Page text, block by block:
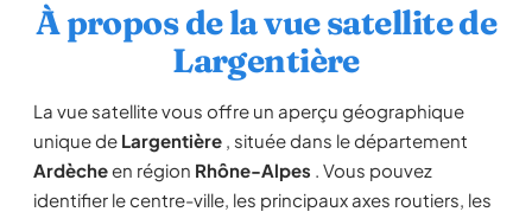
À propos de la vue satellite de
Largentière
La vue satellite vous offre un aperçu géographique
unique de Largentière , située dans le département
Ardècheen région Rhône-Alpes . Vous pouvez
identifier le centre-ville, les principaux axes routiers, les